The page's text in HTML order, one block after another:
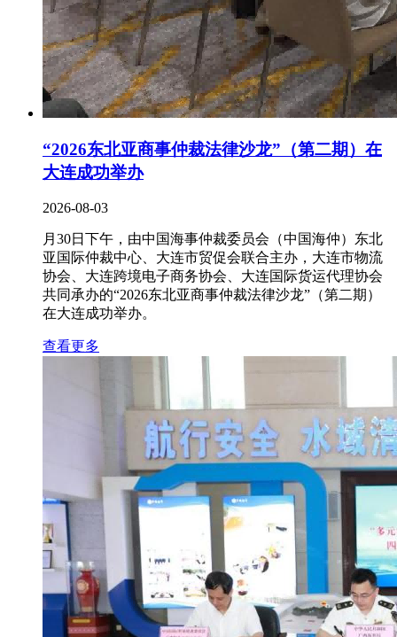
“2026东北亚商事仲裁法律沙龙”（第二期）在
大连成功举办
2026-08-03
月30日下午，由中国海事仲裁委员会（中国海仲）东北
亚国际仲裁中心、大连市贸促会联合主办，大连市物流
协会、大连跨境电子商务协会、大连国际货运代理协会
共同承办的“2026东北亚商事仲裁法律沙龙”（第二期）
在大连成功举办。
查看更多